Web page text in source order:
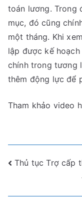
toán lương. Trong
mục, đó cũng
một tháng. Khi
lập được kế
chính trong tương
thêm động lực để
Tham khảo video
Điều
Thủ tục Trợ cấp